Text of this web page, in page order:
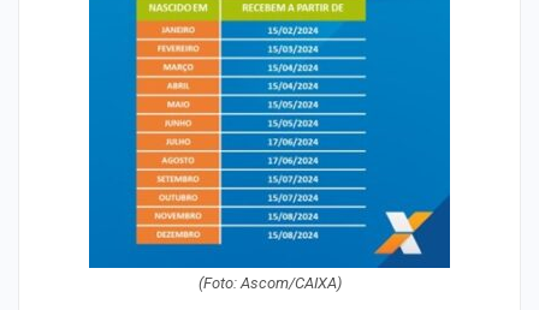
(Foto: Ascom/CAIXA)